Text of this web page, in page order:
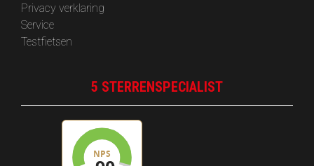
Privacy verklaring
Service
Testfietsen
5 STERRENSPECIALIST